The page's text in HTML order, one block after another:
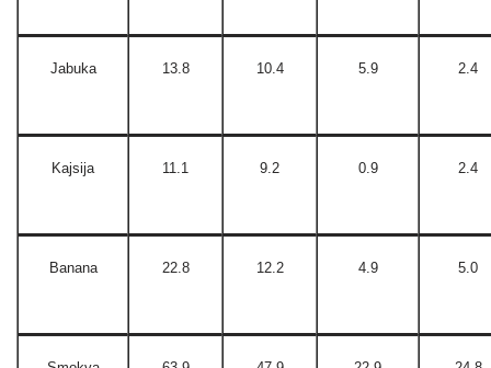
Jabuka 13.8 10.4 5.9 2.4
Kajsija 11.1 9.2 0.9 2.4
Banana 22.8 12.2 4.9 5.0